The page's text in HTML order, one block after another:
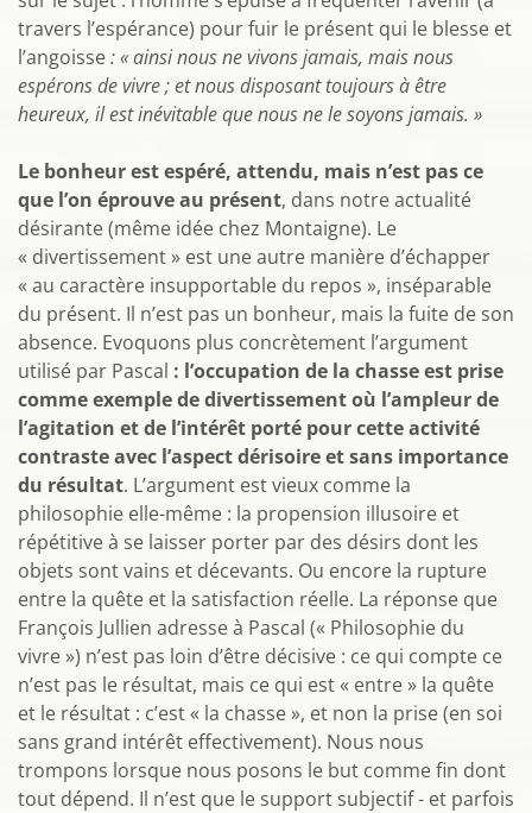
travers l’espérance) pour fuir le présent qui le blesse et
l’angoisse: « ainsi nous ne vivons jamais, mais nous
espérons de vivre ; et nous disposant toujours à être
heureux, il est inévitable que nous ne le soyons jamais. »
Le bonheur est espéré, attendu, mais n’est pas ce
que l’on éprouve au présent, dans notre actualité
désirante (même idée chez Montaigne). Le
« divertissement » est une autre manière d’échapper
« au caractère insupportable du repos », inséparable
du présent. Il n’est pas un bonheur, mais la fuite de son
absence. Evoquons plus concrètement l’argument
utilisé par Pascal : l’occupation de la chasse est prise
comme exemple de divertissement où l’ampleur de
l’agitation et de l’intérêt porté pour cette activité
contraste avec l’aspect dérisoire et sans importance
du résultat. L’argument est vieux comme la
philosophie elle-même : la propension illusoire et
répétitive à se laisser porter par des désirs dont les
objets sont vains et décevants. Ou encore la rupture
entre la quête et la satisfaction réelle. La réponse que
François Jullien adresse à Pascal (« Philosophie du
vivre ») n’est pas loin d’être décisive : ce qui compte ce
n’est pas le résultat, mais ce qui est « entre » la quête
et le résultat : c’est « la chasse », et non la prise (en soi
sans grand intérêt effectivement). Nous nous
trompons lorsque nous posons le but comme fin dont
tout dépend. Il n’est que le support subjectif - et parfois